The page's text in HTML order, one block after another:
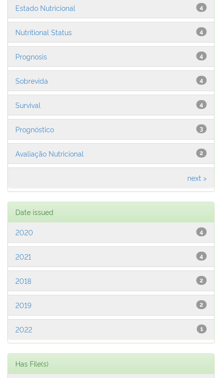
4
Estado Nutricional
4
Nutritional Status
4
Prognosis
4
Sobrevida
4
Survival
3
Prognóstico
2
Avaliação Nutricional
next >
Date issued
4
2020
4
2021
2
2018
2
2019
1
2022
Has File(s)